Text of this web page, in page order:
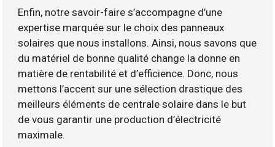
Enfin, notre savoir-faire s’accompagne d’une
expertise marquée sur le choix des panneaux
solaires que nous installons. Ainsi, nous savons que
du matériel de bonne qualité change la donne en
matière de rentabilité et d’efficience. Donc, nous
mettons l’accent sur une sélection drastique des
meilleurs éléments de centrale solaire dans le but
de vous garantir une production d’électricité
maximale.